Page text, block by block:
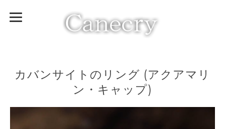
カバンサイトのリング (アクアマリ
ン・キャップ)